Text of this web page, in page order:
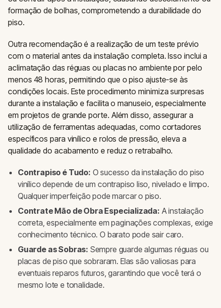
formação de bolhas, comprometendo a durabilidade do
piso.
Outra recomendação é a realização de um teste prévio
com o material antes da instalação completa. Isso inclui a
aclimatação das réguas ou placas no ambiente por pelo
menos 48 horas, permitindo que o piso ajuste-se às
condições locais. Este procedimento minimiza surpresas
durante a instalação e facilita o manuseio, especialmente
em projetos de grande porte. Além disso, assegurar a
utilização de ferramentas adequadas, como cortadores
específicos para vinílico e rolos de pressão, eleva a
qualidade do acabamento e reduz o retrabalho.
Contrapiso é Tudo: O sucesso da instalação do piso
vinílico depende de um contrapiso liso, nivelado e limpo.
Qualquer imperfeição pode marcar o piso.
Contrate Mão de Obra Especializada: A instalação
correta, especialmente em paginações complexas, exige
conhecimento técnico. O barato pode sair caro.
Guarde as Sobras: Sempre guarde algumas réguas ou
placas de piso que sobraram. Elas são valiosas para
eventuais reparos futuros, garantindo que você terá o
mesmo lote e tonalidade.